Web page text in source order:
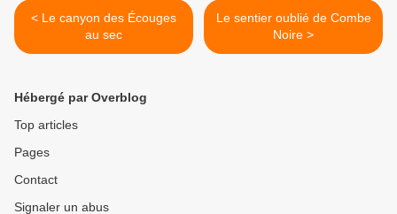
< Le canyon des Écouges
au sec
Le sentier oublié de Combe
Noire >
Hébergé par Overblog
Top articles
Pages
Contact
Signaler un abus